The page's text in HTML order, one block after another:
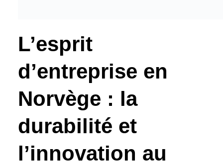
L’esprit
d’entreprise en
Norvège : la
durabilité et
l’innovation au